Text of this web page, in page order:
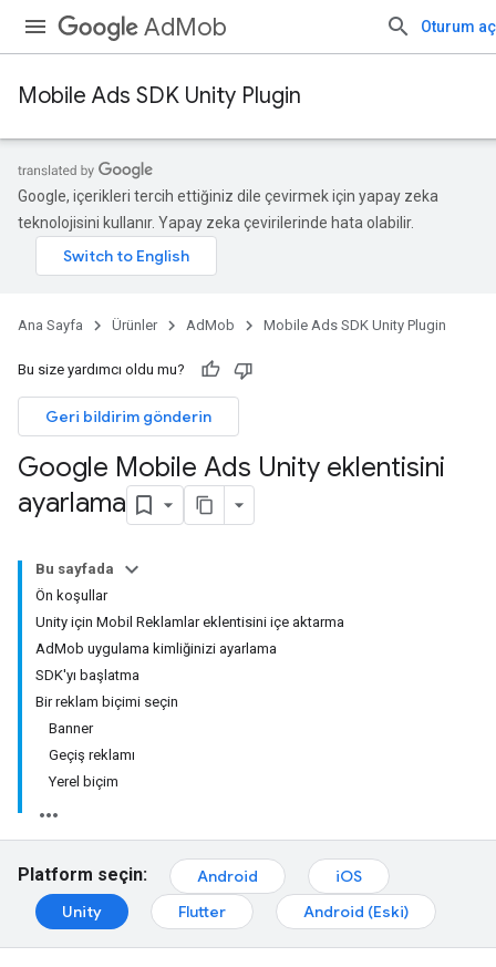
AdMob Oturum aç
Mobile Ads SDK Unity Plugin
Google, içerikleri tercih ettiğiniz dile çevirmek için yapay zeka
teknolojisini kullanır. Yapay zeka çevirilerinde hata olabilir.
Ana Sayfa Ürünler AdMob Mobile Ads SDK Unity Plugin
Bu size yardımcı oldu mu?
Geri bildirim gönderin
Google Mobile Ads Unity eklentisini
ayarlama
Bu sayfada
Ön koşullar
Unity için Mobil Reklamlar eklentisini içe aktarma
AdMob uygulama kimliğinizi ayarlama
SDK'yı başlatma
Bir reklam biçimi seçin
Banner
Geçiş reklamı
Yerel biçim
Platform seçin: Android
iOS
Unity
Flutter Android (Eski)